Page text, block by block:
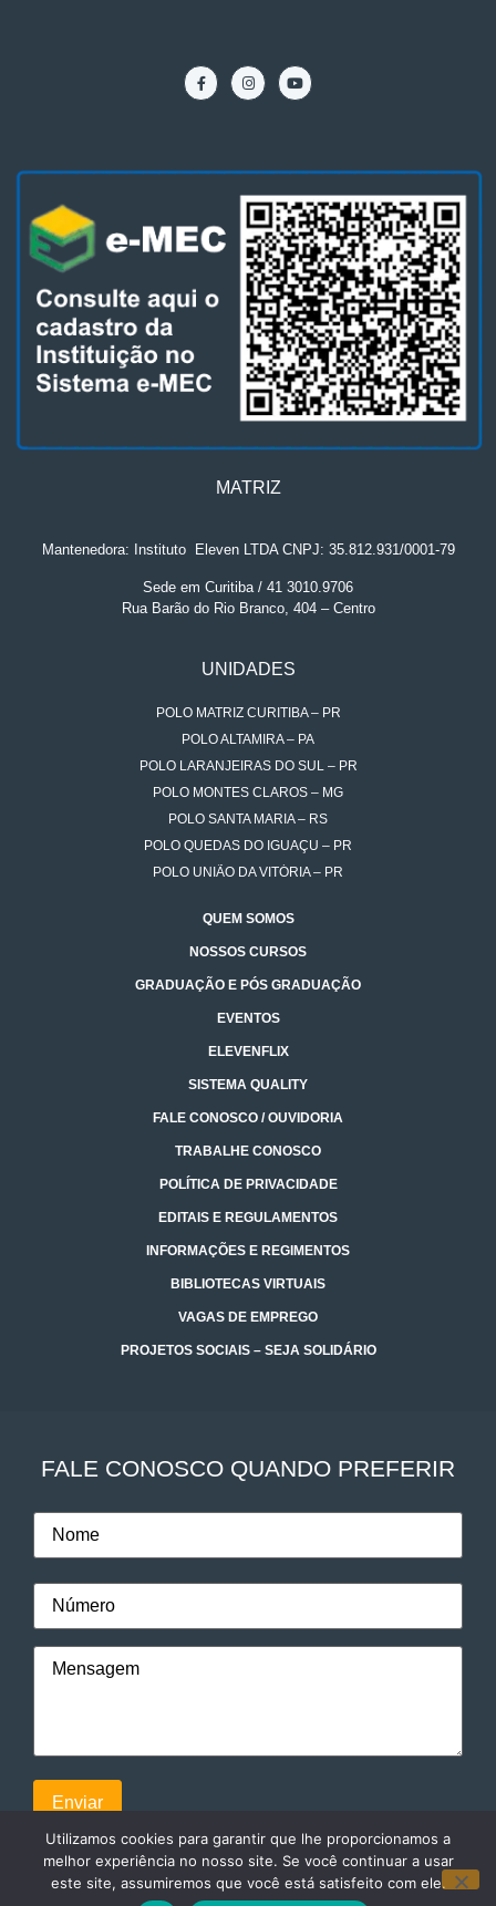
MATRIZ
Mantenedora: Instituto. Eleven LTDA CNPJ: 35.812.931/0001-79
Sede em Curitiba / 41 3010.9706
Rua Barão do Rio Branco, 404 – Centro
UNIDADES
POLO MATRIZ CURITIBA – PR
POLO ALTAMIRA – PA
POLO LARANJEIRAS DO SUL – PR
POLO MONTES CLAROS – MG
POLO SANTA MARIA – RS
POLO QUEDAS DO IGUAÇU – PR
POLO UNIÃO DA VITÓRIA – PR
QUEM SOMOS
NOSSOS CURSOS
GRADUAÇÃO E PÓS GRADUAÇÃO
EVENTOS
ELEVENFLIX
SISTEMA QUALITY
FALE CONOSCO / OUVIDORIA
TRABALHE CONOSCO
POLÍTICA DE PRIVACIDADE
EDITAIS E REGULAMENTOS
INFORMAÇÕES E REGIMENTOS
BIBLIOTECAS VIRTUAIS
VAGAS DE EMPREGO
PROJETOS SOCIAIS – SEJA SOLIDÁRIO
FALE CONOSCO QUANDO PREFERIR
Utilizamos cookies para garantir que lhe proporcionamos a
melhor experiência no nosso site. Se você continuar a usar
este site, assumiremos que você está satisfeito com ele.